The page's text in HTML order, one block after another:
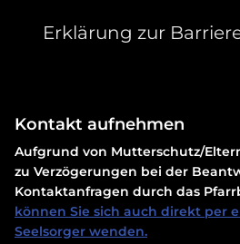
Erklärung zur
Kontakt aufnehmen
Aufgrund von Mutterschutz/
zu Verzögerungen bei der
Kontaktanfragen durch das
können Sie sich auch direkt per
Seelsorger wenden.